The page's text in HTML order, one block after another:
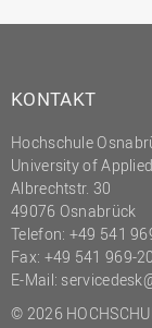
Nachhaltigkeit
Präsidialbüro
Professional
Projekte des
(PMO)
KONTAKT
Hochschule
University of
Albrechtstr. 30
49076 Osnabrück
Telefon: +49 541
Fax: +49 541 969-
E-Mail:
© 2026